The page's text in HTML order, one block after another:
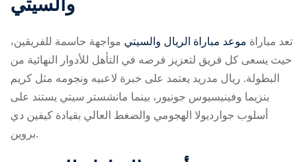
تعد مباراة موعد مباراة الريال والسيتي مواجهة حاسمة للفريقين،
حيث يسعى كل فريق لتعزيز فرصه في التأهل للأدوار النهائية من
البطولة. ريال مدريد يعتمد على خبرة لاعبيه ونجومه مثل كريم
بنزيما وفينيسيوس جونيور، بينما مانشستر سيتي يستند على
أسلوب جوارديولا الهجومي والضغط العالي بقيادة كيفين دي
بروين.